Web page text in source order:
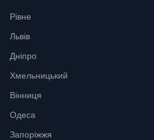
Рівне
Львів
Дніпро
Хмельницький
Вінниця
Одеса
Запоріжжя